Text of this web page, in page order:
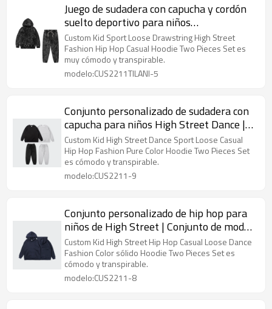
Juego de sudadera con capucha y cordón
suelto deportivo para niños
personalizado | Conjunto de moda de la
calle principal | Conjunto de dos piezas
con capucha informal Hip Hop
Custom Kid Sport Loose Drawstring High Street
Fashion Hip Hop Casual Hoodie Two Pieces Set es
muy cómodo y transpirable.
modelo:CUS2211TILANI-5
Conjunto personalizado de sudadera con
capucha para niños High Street Dance |
Conjunto de hip hop casual suelto
deportivo | Conjunto de dos piezas con
capucha de color puro de moda
Custom Kid High Street Dance Sport Loose Casual
Hip Hop Fashion Pure Color Hoodie Two Pieces Set
es cómodo y transpirable.
modelo:CUS2211-9
Conjunto personalizado de hip hop para
niños de High Street | Conjunto de moda
informal de baile suelto | Conjunto de dos
piezas con capucha de color sólido
Custom Kid High Street Hip Hop Casual Loose Dance
Fashion Color sólido Hoodie Two Pieces Set es
cómodo y transpirable.
modelo:CUS2211-8